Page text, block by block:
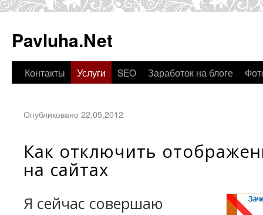
Pavluha.Net
Контакты Услуги SEO Заработок на блоге
Опубликовано 22.05.2012
Как отключить
на сайтах
Я сейчас совершаю